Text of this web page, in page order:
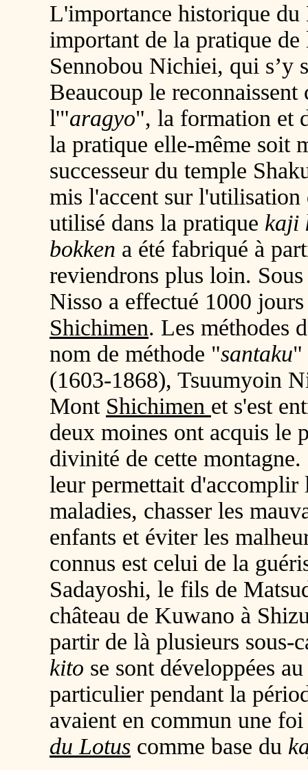
L'importance historique
important de la pratique de
Sennobou Nichiei, qui s’y
Beaucoup le
l'"aragyo", la formation et
la pratique elle-même soit
successeur du temple
mis l'accent sur
utilisé dans la pratique kaji
bokken a été fabriqué à
reviendrons plus loin.
Nisso a effectué 1000
Shichimen. Les méthodes
nom de méthode "santaku"
(1603-1868), Tsuumyoin
Mont Shichimen et s'est
deux moines ont acquis le
divinité de cette
leur permettait
maladies, chasser les
enfants et éviter les
connus est celui de la
Sadayoshi, le fils de
château de Kuwano à
partir de là plusieurs sous-
kito se sont développées
particulier pendant la
avaient en commun une
du Lotus comme base du